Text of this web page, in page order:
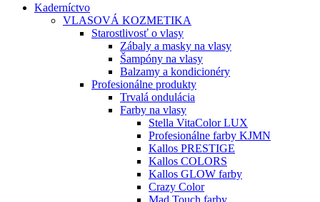
Kaderníctvo
VLASOVÁ KOZMETIKA
Starostlivosť o vlasy
Zábaly a masky na vlasy
Šampóny na vlasy
Balzamy a kondicionéry
Profesionálne produkty
Trvalá ondulácia
Farby na vlasy
Stella VitaColor LUX
Profesionálne farby KJMN
Kallos PRESTIGE
Kallos COLORS
Kallos GLOW farby
Crazy Color
Mad Touch farby